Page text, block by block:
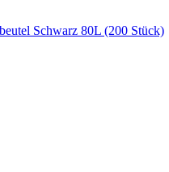
Schwarz 80L (200 Stück)